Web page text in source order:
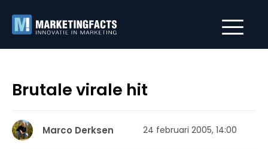
Brutale virale hit
Marco Derksen 24 februari 2005, 14:00